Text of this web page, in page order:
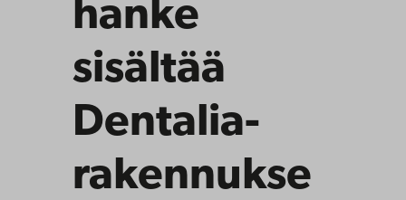
hanke
sisältää
Dentalia-
rakennukse